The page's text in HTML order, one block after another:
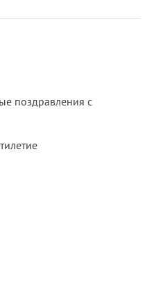
поздравления с